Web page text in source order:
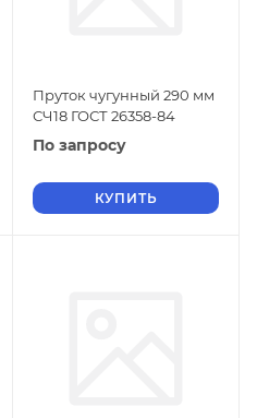
Пруток чугунный 290 мм
СЧ18 ГОСТ 26358-84
По запросу
КУПИТЬ